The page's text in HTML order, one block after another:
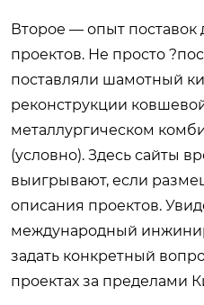
Второе — опыт поставок
проектов. Не просто
поставляли шамотный
реконструкции
металлургическом
(условно). Здесь сайты
выигрывают, если
описания проектов.
международный
задать конкретный
проектах за пределами